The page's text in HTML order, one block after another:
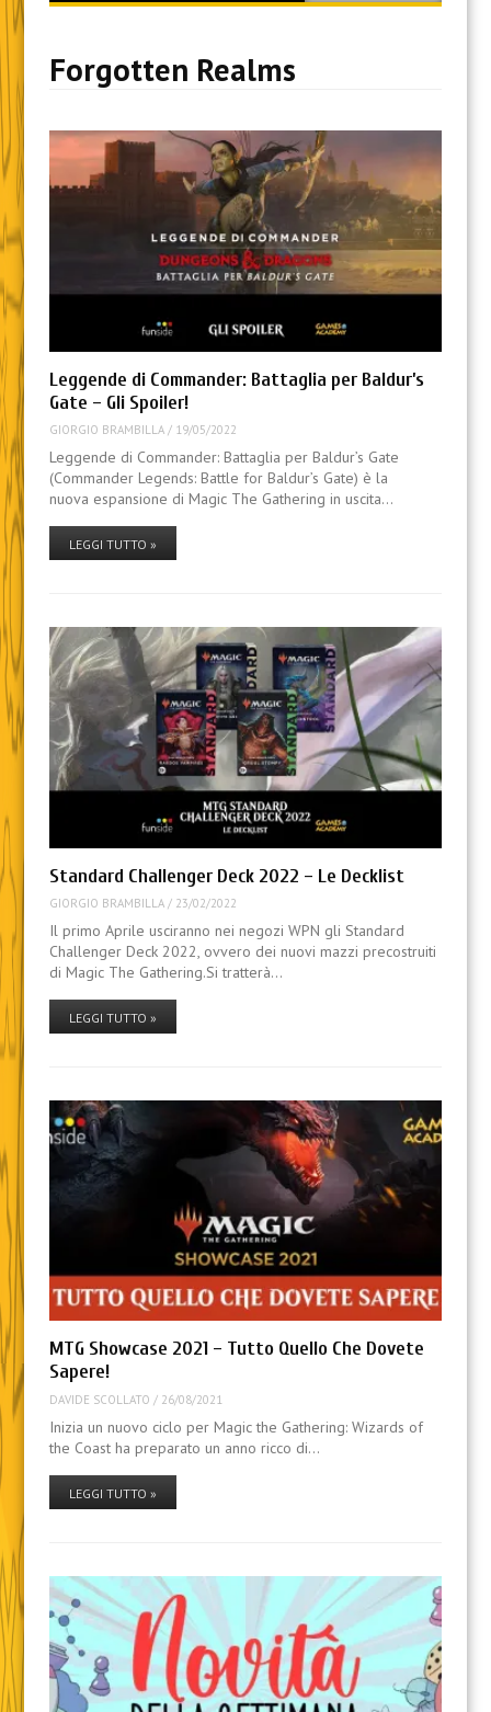
content
Forgotten Realms
Leggende di Commander: Battaglia per Baldur’s
Gate – Gli Spoiler!
GIORGIO BRAMBILLA/ 19/05/2022
Leggende di Commander: Battaglia per Baldur’s Gate
(Commander Legends: Battle for Baldur’s Gate) è la
nuova espansione di Magic The Gathering in uscita…
LEGGI TUTTO »
Standard Challenger Deck 2022 – Le Decklist
GIORGIO BRAMBILLA/ 23/02/2022
Il primo Aprile usciranno nei negozi WPN gli Standard
Challenger Deck 2022, ovvero dei nuovi mazzi precostruiti
di Magic The Gathering.Si tratterà…
LEGGI TUTTO »
MTG Showcase 2021 – Tutto Quello Che Dovete
Sapere!
DAVIDE SCOLLATO / 26/08/2021
Inizia un nuovo ciclo per Magic the Gathering: Wizards of
the Coast ha preparato un anno ricco di…
LEGGI TUTTO »